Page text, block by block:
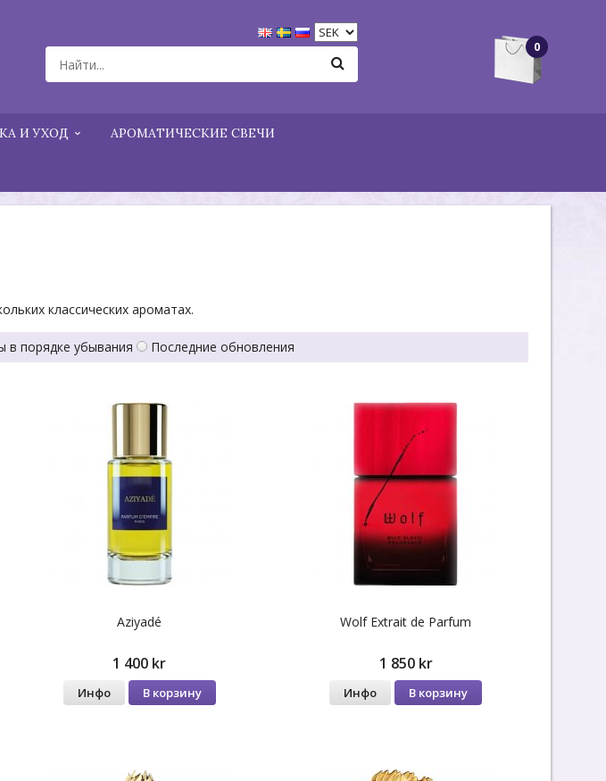
0
И УХОД АРОМАТИЧЕСКИЕ СВЕЧИ
классических ароматах.
в порядке убывания Последние обновления
Aziyadé
1 400 kr
Инфо В корзину
Wolf Extrait de Parfum
1 850 kr
Инфо В корзину